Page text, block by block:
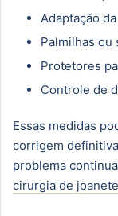
Adaptação
Palmilhas ou
Protetores
Controle de
Essas medidas
corrigem
problema
cirurgia de